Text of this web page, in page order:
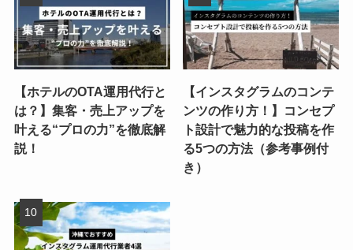
【ホテルのOTA運用代行と
は？】集客・売上アップを
叶える“プロの力”を徹底解
説！
【インスタグラムのコンテ
ンツの作り方！】コンセプ
ト設計で魅力的な投稿を作
る5つの方法（参考事例付
き）